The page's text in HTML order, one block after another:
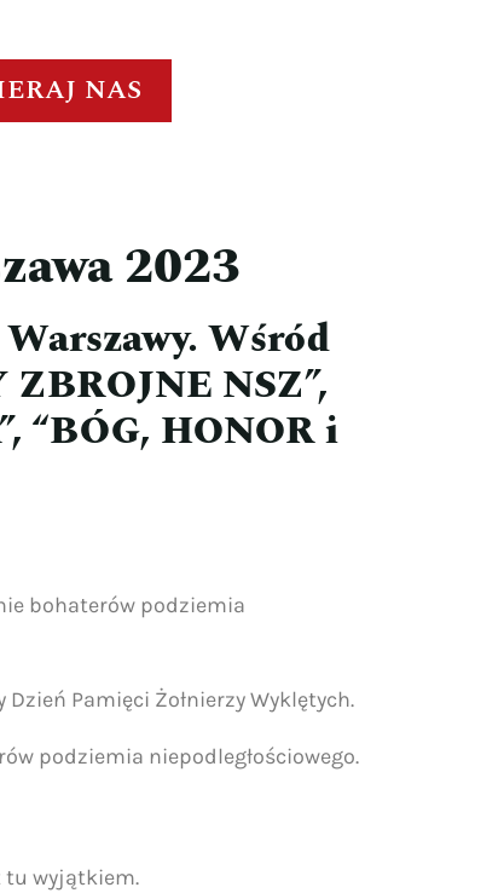
NAS
2023
Wśród
ZBROJNE NSZ”,
“BÓG, HONOR i
bohaterów podziemia
Pamięci Żołnierzy Wyklętych.
podziemia niepodległościowego.
tu wyjątkiem.